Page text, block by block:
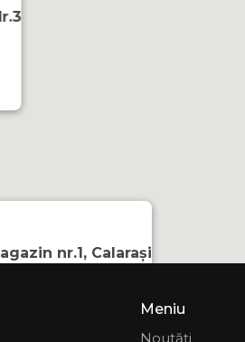
nr.1, Calarași
Meniu
Noutăți